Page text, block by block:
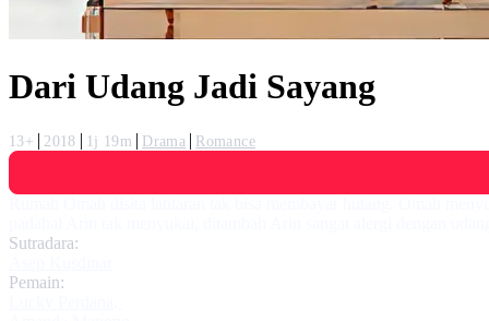
Dari Udang Jadi Sayang
13+ 2018 1j 19m Drama
Romance
Sutradara:
Pemain: